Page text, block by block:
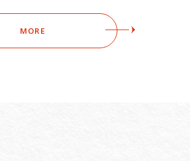
MORE